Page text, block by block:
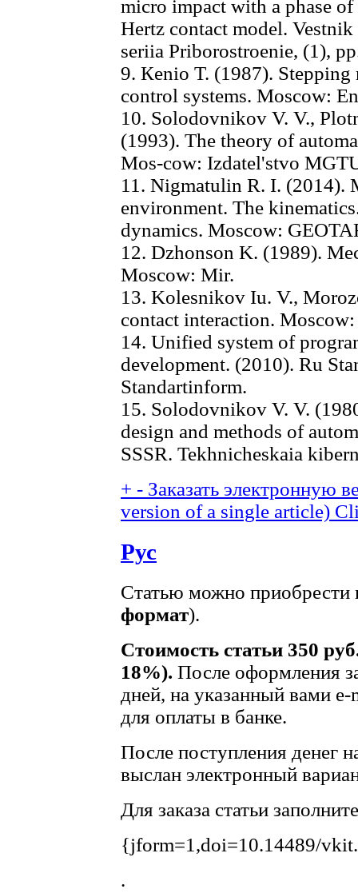
micro impact with a phase
Hertz contact model.
seriia Priborostroenie, (1),
9. Кenio T. (1987). Stepping
control systems. Moscow:
10. Solodovnikov V. V.,
(1993). The theory of
Mos-cow: Izdatel'stvo
11. Nigmatulin R. I. (2014).
environment. The
dynamics. Moscow:
12. Dzhonson K. (1989).
Moscow: Mir.
13. Kolesnikov Iu. V.,
contact interaction.
14. Unified system of
development. (2010). Ru
Standartinform.
15. Solodovnikov V. V.
design and methods of
SSSR. Tekhnicheskaia
+ - Заказать электронную
version of a single article)
Рус
Статью можно приобрести
формат).
Стоимость статьи 350
18%). После оформления
дней, на указанный вами
для оплаты в банке.
После поступления денег
выслан электронный
Для заказа статьи
{jform=1,doi=10.14489/
.